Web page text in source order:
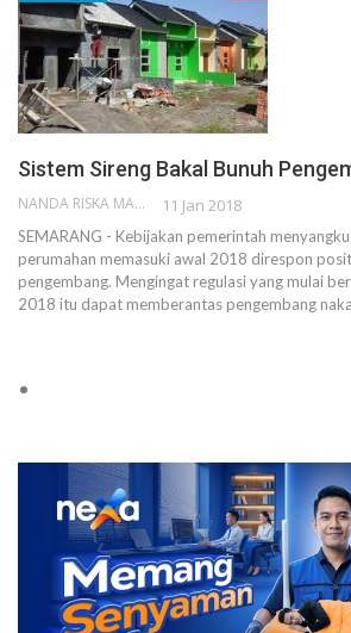
Sistem Sireng Bakal Bunuh
NANDA RISKA MAHENDRA 11 Jan 2018
SEMARANG - Kebijakan pemerintah
perumahan memasuki awal 2018 direspon
pengembang. Mengingat regulasi yang mulai
2018 itu dapat memberantas pengembang